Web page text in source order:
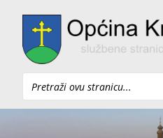
Pretraži